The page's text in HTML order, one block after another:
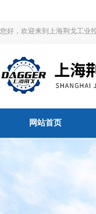
您好，欢迎来到上海荆戈工业
网站首页